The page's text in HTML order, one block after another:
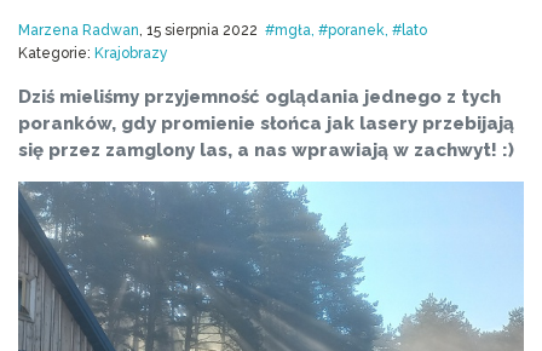
Marzena Radwan, 15 sierpnia 2022 mgła poranek
lato
Kategorie: Krajobrazy
Dziś mieliśmy przyjemność oglądania jednego z tych
poranków, gdy promienie słońca jak lasery przebijają
się przez zamglony las, a nas wprawiają w zachwyt! :)